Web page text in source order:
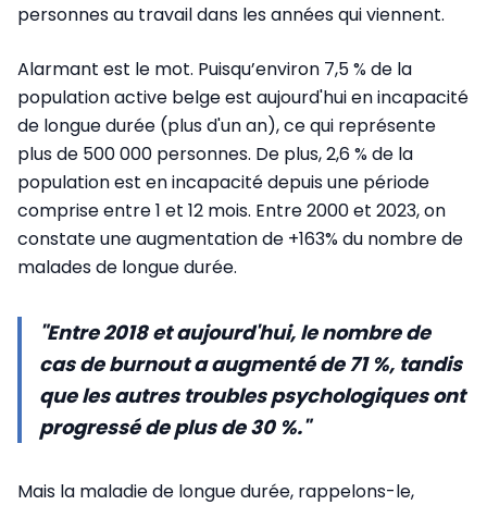
personnes au travail dans les années qui viennent.
Alarmant est le mot. Puisqu’environ 7,5 % de la
population active belge est aujourd'hui en incapacité
de longue durée (plus d'un an), ce qui représente
plus de 500 000 personnes. De plus, 2,6 % de la
population est en incapacité depuis une période
comprise entre 1 et 12 mois. Entre 2000 et 2023, on
constate une augmentation de +163% du nombre de
malades de longue durée.
"Entre 2018 et aujourd'hui, le nombre de
cas de burnout a augmenté de 71 %, tandis
que les autres troubles psychologiques ont
progressé de plus de 30 %."
Mais la maladie de longue durée, rappelons-le,